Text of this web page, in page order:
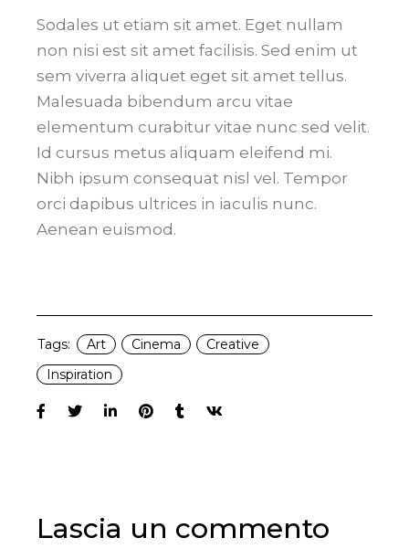
Sodales ut etiam sit amet. Eget nullam
non nisi est sit amet facilisis. Sed enim ut
sem viverra aliquet eget sit amet tellus.
Malesuada bibendum arcu vitae
elementum curabitur vitae nunc sed velit.
Id cursus metus aliquam eleifend mi.
Nibh ipsum consequat nisl vel. Tempor
orci dapibus ultrices in iaculis nunc.
Aenean euismod.
Tags: Art Cinema
Creative
Inspiration
Lascia un commento